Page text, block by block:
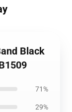
Black
71%
29%